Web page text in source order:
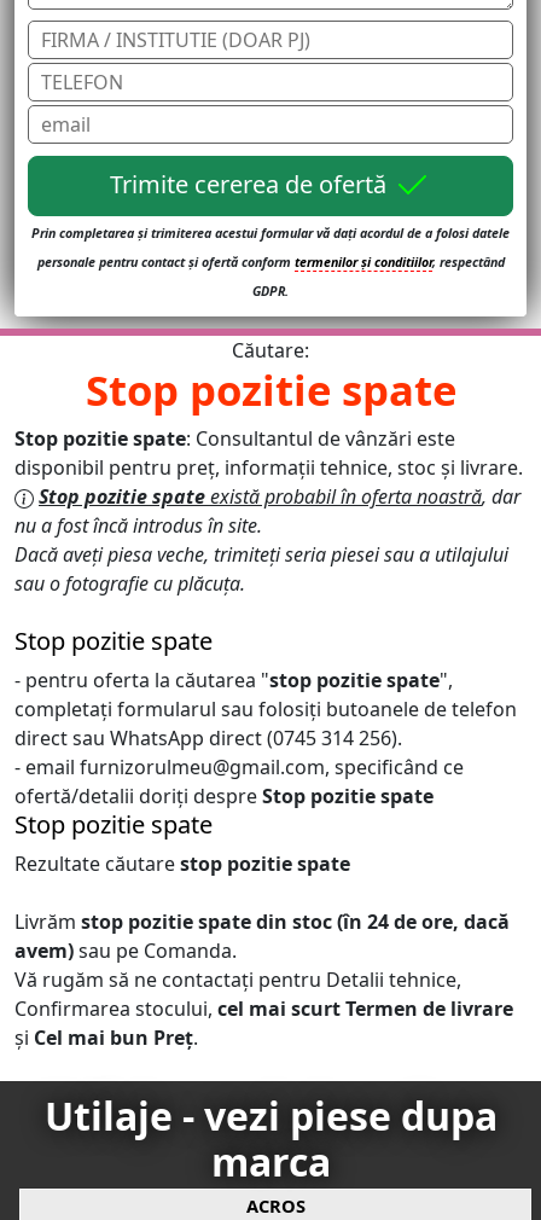
Trimite cererea de ofertă
Prin completarea și trimiterea acestui formular vă dați acordul de a folosi datele
personale pentru contact și ofertă conform termenilor și conditiilor, respectând
GDPR.
Căutare:
Stop pozitie spate
Stop pozitie spate: Consultantul de vânzări este
disponibil pentru preț, informații tehnice, stoc și livrare.
Stop pozitie spateexistă probabil în oferta noastră, dar
nu a fost încă introdus în site.
Dacă aveți piesa veche, trimiteți seria piesei sau a utilajului
sau o fotografie cu plăcuța.
Stop pozitie spate
- pentru oferta la căutarea "stop pozitie spate",
completați formularul sau folosiți butoanele de telefon
direct sau WhatsApp direct (0745 314 256).
- email furnizorulmeu@gmail.com, specificând ce
ofertă/detalii doriți despreStop pozitie spate
Stop pozitie spate
Rezultate căutarestop pozitie spate
Livrăm stop pozitie spatedin stoc (în 24 de ore, dacă
avem)sau pe Comanda.
Vă rugăm să ne contactați pentru Detalii tehnice,
Confirmarea stocului, cel mai scurt Termen de livrare
și Cel mai bun Preț.
Utilaje - vezi piese dupa
marca
ACROS